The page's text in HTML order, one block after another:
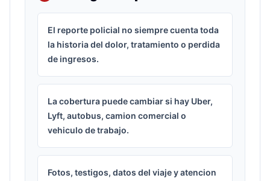
El reporte policial no siempre cuenta toda
la historia del dolor, tratamiento o perdida
de ingresos.
La cobertura puede cambiar si hay Uber,
Lyft, autobus, camion comercial o
vehiculo de trabajo.
Fotos, testigos, datos del viaje y atencion